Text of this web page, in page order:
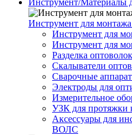
Инструмент/Материалы
Инструмент для
Инструмент для
Инструмент для
Разделка
Скалыватели
Сварочные
Электроды для
Измерительное
УЗК для протяжки
Аксессуары для
ВОЛС